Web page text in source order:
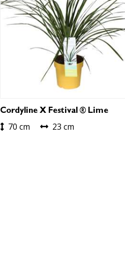
Cordyline X Festival ® Lime
70 cm 23 cm